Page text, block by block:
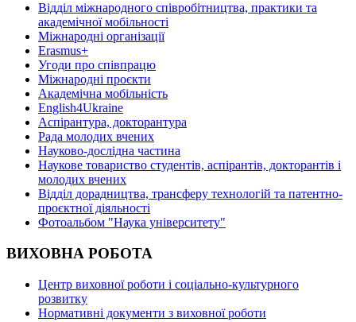
Відділ міжнародного співробітництва, практики та
академічної мобільності
Міжнародні організації
Erasmus+
Угоди про співпрацю
Міжнародні проєкти
Академічна мобільність
English4Ukraine
Аспірантура, докторантура
Рада молодих вчених
Науково-дослідна частина
Наукове товариство студентів, аспірантів, докторантів і
молодих вчених
Відділ дорадництва, трансферу технологій та патентно-
проєктної діяльності
Фотоальбом "Наука університету"
ВИХОВНА РОБОТА
Центр виховної роботи і соціально-культурного
розвитку
Нормативні документи з виховної роботи